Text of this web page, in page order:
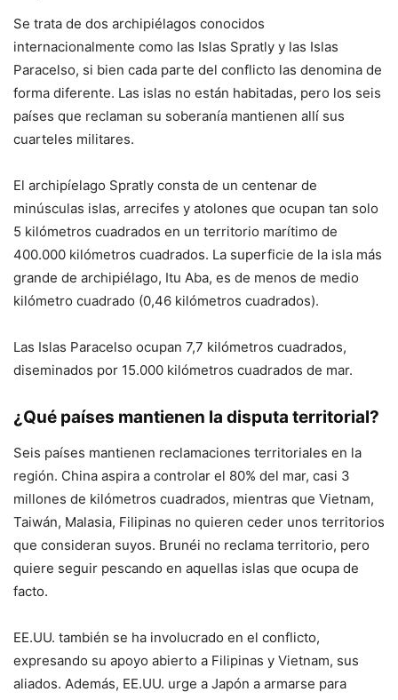
Se trata de dos archipiélagos conocidos
internacionalmente como las Islas Spratly y las Islas
Paracelso, si bien cada parte del conflicto las denomina de
forma diferente. Las islas no están habitadas, pero los seis
países que reclaman su soberanía mantienen allí sus
cuarteles militares.
El archipíelago Spratly consta de un centenar de
minúsculas islas, arrecifes y atolones que ocupan tan solo
5 kilómetros cuadrados en un territorio marítimo de
400.000 kilómetros cuadrados. La superficie de la isla más
grande de archipiélago, Itu Aba, es de menos de medio
kilómetro cuadrado (0,46 kilómetros cuadrados).
Las Islas Paracelso ocupan 7,7 kilómetros cuadrados,
diseminados por 15.000 kilómetros cuadrados de mar.
¿Qué países mantienen la disputa territorial?
Seis países mantienen reclamaciones territoriales en la
región. China aspira a controlar el 80% del mar, casi 3
millones de kilómetros cuadrados, mientras que Vietnam,
Taiwán, Malasia, Filipinas no quieren ceder unos territorios
que consideran suyos. Brunéi no reclama territorio, pero
quiere seguir pescando en aquellas islas que ocupa de
facto.
EE.UU. también se ha involucrado en el conflicto,
expresando su apoyo abierto a Filipinas y Vietnam, sus
aliados. Además, EE.UU. urge a Japón a armarse para